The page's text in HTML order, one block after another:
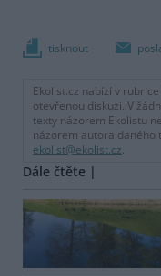
tisknout
Ekolist.cz nabízí v
otevřenou diskuzi. V
texty názorem Ekolistu
názorem autora daného
ekolist@ekolist.cz.
Dále čtěte |